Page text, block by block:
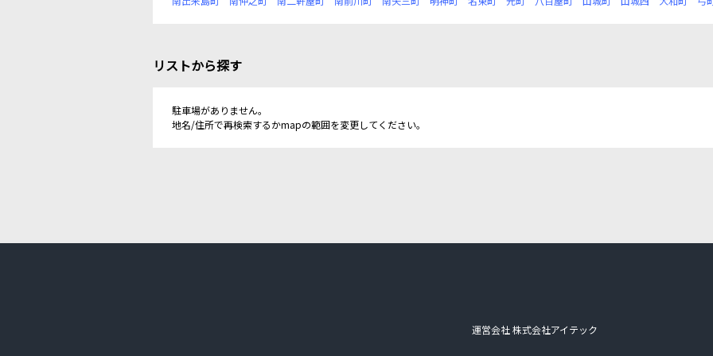
リストから探す
駐車場がありません。
地名/住所で再検索するかmapの範囲を変更してください。
運営会社 株式会社アイテック